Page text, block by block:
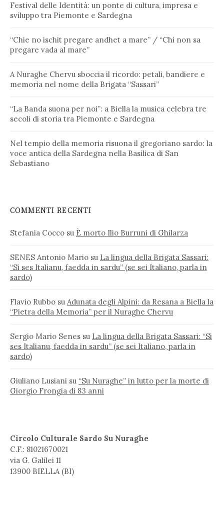
Festival delle Identità: un ponte di cultura, impresa e
sviluppo tra Piemonte e Sardegna
“Chie no ischit pregare andhet a mare” / “Chi non sa
pregare vada al mare”
A Nuraghe Chervu sboccia il ricordo: petali, bandiere e
memoria nel nome della Brigata “Sassari”
“La Banda suona per noi”: a Biella la musica celebra tre
secoli di storia tra Piemonte e Sardegna
Nel tempio della memoria risuona il gregoriano sardo: la
voce antica della Sardegna nella Basilica di San
Sebastiano
COMMENTI RECENTI
Stefania Cocco su È morto Ilio Burruni di Ghilarza
SENES Antonio Mario su La lingua della Brigata Sassari:
“Si ses Italianu, faedda in sardu” (se sei Italiano, parla in
sardo)
Flavio Rubbo su Adunata degli Alpini: da Resana a Biella la
“Pietra della Memoria” per il Nuraghe Chervu
Sergio Mario Senes su La lingua della Brigata Sassari: “Si
ses Italianu, faedda in sardu” (se sei Italiano, parla in
sardo)
Giuliano Lusiani su “Su Nuraghe” in lutto per la morte di
Giorgio Frongia di 83 anni
Circolo Culturale Sardo Su Nuraghe
C.F.: 81021670021
via G. Galilei 11
13900 BIELLA (BI)